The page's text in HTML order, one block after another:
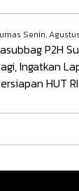
Senin,
P2H
Ingatkan
HUT